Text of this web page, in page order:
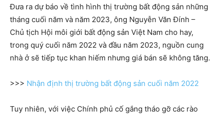
Đưa ra dự báo về tình hình thị trường bất động sản những
tháng cuối năm và năm 2023, ông Nguyễn Văn Đính –
Chủ tịch Hội môi giới bất động sản Việt Nam cho hay,
trong quý cuối năm 2022 và đầu năm 2023, nguồn cung
nhà ở sẽ tiếp tục khan hiếm nhưng giá bán sẽ không tăng.
>>> Nhận định thị trường bất động sản cuối năm 2022
Tuy nhiên, với việc Chính phủ cố gắng tháo gỡ các rào